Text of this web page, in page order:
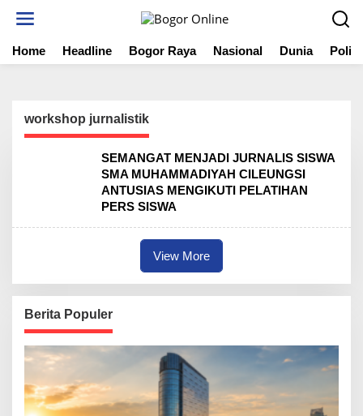
t
Home Headline Bogor Raya Nasional Dunia
workshop jurnalistik
SEMANGAT MENJADI JURNALIS SISWA
SMA MUHAMMADIYAH CILEUNGSI
ANTUSIAS MENGIKUTI PELATIHAN
PERS SISWA
View More
Berita Populer